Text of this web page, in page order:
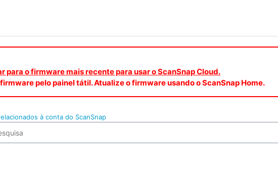
o firmware mais recente para usar o ScanSnap Cloud.
pelo painel tátil. Atualize o firmware usando o ScanSnap Home.
à conta do ScanSnap